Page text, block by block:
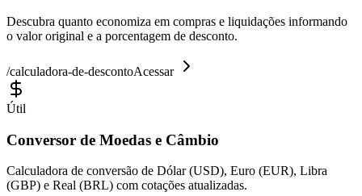
Descubra quanto economiza em compras e liquidações informando
o valor original e a porcentagem de desconto.
/calculadora-de-descontoAcessar
Útil
Conversor de Moedas e Câmbio
Calculadora de conversão de Dólar (USD), Euro (EUR), Libra
(GBP) e Real (BRL) com cotações atualizadas.